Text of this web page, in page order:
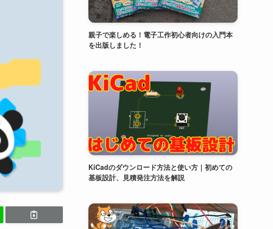
親子で楽しめる！電子工作初心者向けの入門本
を出版しました！
KiCadのダウンロード方法と使い方｜初めての
基板設計、見積発注方法を解説